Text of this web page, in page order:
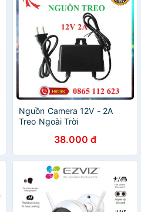
Nguồn Camera 12V - 2A
Treo Ngoài Trời
38.000 đ